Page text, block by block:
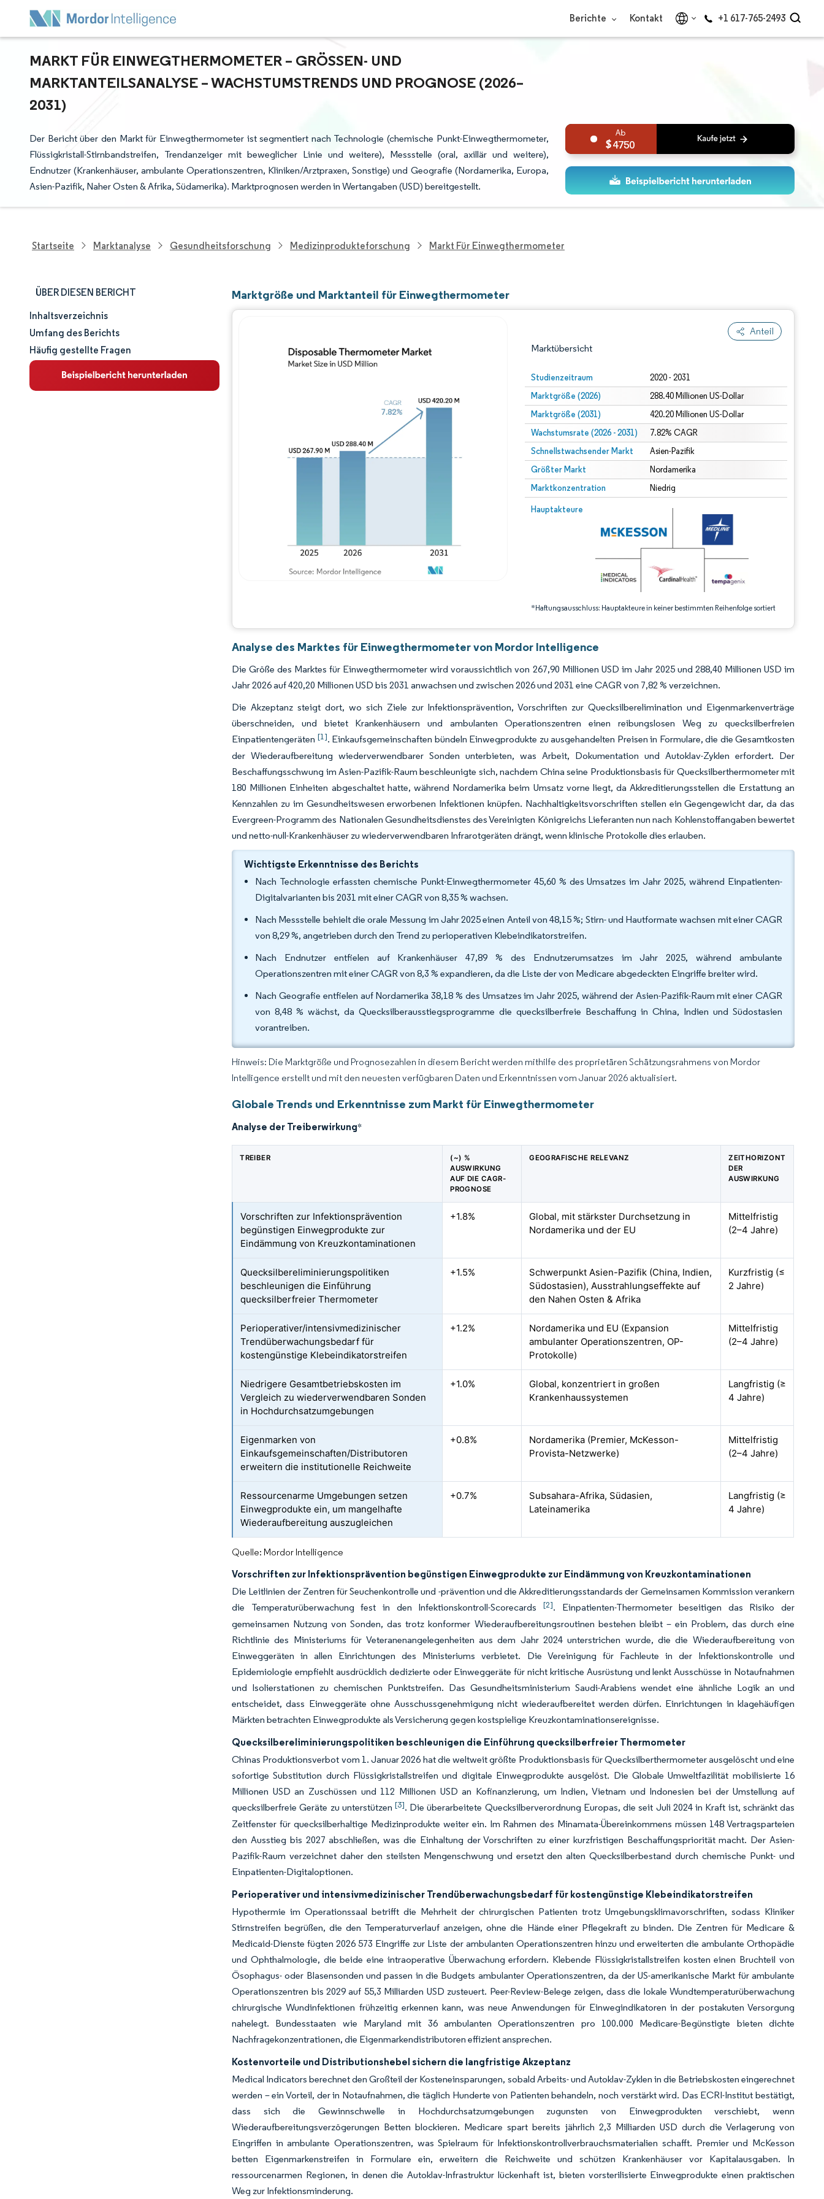
Berichte Kontakt +1 617-765-2493
MARKT FÜR EINWEGTHERMOMETER – GRÖSSEN- UND M
ARKTANTEILSANALYSE – WACHSTUMSTRENDS UND PROGNOSE (2026–2
031)
Der Bericht über den Markt für Einwegthermometer ist segmentiert nach Technologie (chemische Punkt-Einwegthermometer,
Flüssigkristall-Stirnbandstreifen, Trendanzeiger mit beweglicher Linie und weitere), Messstelle (oral, axillär und weitere),
Endnutzer (Krankenhäuser, ambulante Operationszentren, Kliniken/Arztpraxen, Sonstige) und Geografie (Nordamerika, Europa,
Asien-Pazifik, Naher Osten & Afrika, Südamerika). Marktprognosen werden in Wertangaben (USD) bereitgestellt.
4750
Startseite Marktanalyse Gesundheitsforschung Medizinprodukteforschung Markt Für Einwegthermometer
ÜBER DIESEN BERICHT
Marktgröße und -anteil
Marktanalyse
Trends und Einblicke
Inhaltsverzeichnis
Umfang des Berichts
Häufig gestellte Fragen
Marktgröße und Marktanteil für Einwegthermometer
Anteil
Marktübersicht
Studienzeitraum 2020 - 2031
Marktgröße (2026) 288.40 Millionen US-Dollar
Marktgröße (2031) 420.20 Millionen US-Dollar
Wachstumsrate (2026 - 2031) 7.82% CAGR
Schnellstwachsender Markt Asien-Pazifik
Größter Markt Nordamerika
Marktkonzentration Niedrig
Hauptakteure
*Haftungsausschluss: Hauptakteure in keiner bestimmten Reihenfolge sortiert
Bild © Mordor Intelligence. Wiederverwendung erfordert Namensnennung gemäß CC BY 4.0.
Bild © Mordor Intelligence. Wiederverwendung erfordert Namensnennung gemäß CC BY 4.0.
Analyse des Marktes für Einwegthermometer von Mordor Intelligence
Die Größe des Marktes für Einwegthermometer wird voraussichtlich von 267,90 Millionen USD im Jahr 2025 und 288,40 Millionen USD im
Jahr 2026 auf 420,20 Millionen USD bis 2031 anwachsen und zwischen 2026 und 2031 eine CAGR von 7,82 % verzeichnen.
Die Akzeptanz steigt dort, wo sich Ziele zur Infektionsprävention, Vorschriften zur Quecksilberelimination und Eigenmarkenverträge
überschneiden, und bietet Krankenhäusern und ambulanten Operationszentren einen reibungslosen Weg zu quecksilberfreien
Einpatientengeräten [1]. Einkaufsgemeinschaften bündeln Einwegprodukte zu ausgehandelten Preisen in Formulare, die die Gesamtkosten
der Wiederaufbereitung wiederverwendbarer Sonden unterbieten, was Arbeit, Dokumentation und Autoklav-Zyklen erfordert. Der
Beschaffungsschwung im Asien-Pazifik-Raum beschleunigte sich, nachdem China seine Produktionsbasis für Quecksilberthermometer mit
180 Millionen Einheiten abgeschaltet hatte, während Nordamerika beim Umsatz vorne liegt, da Akkreditierungsstellen die Erstattung an
Kennzahlen zu im Gesundheitswesen erworbenen Infektionen knüpfen. Nachhaltigkeitsvorschriften stellen ein Gegengewicht dar, da das
Evergreen-Programm des Nationalen Gesundheitsdienstes des Vereinigten Königreichs Lieferanten nun nach Kohlenstoffangaben bewertet
und netto-null-Krankenhäuser zu wiederverwendbaren Infrarotgeräten drängt, wenn klinische Protokolle dies erlauben.
Wichtigste Erkenntnisse des Berichts
Nach Technologie erfassten chemische Punkt-Einwegthermometer 45,60 % des Umsatzes im Jahr 2025, während Einpatienten-
Digitalvarianten bis 2031 mit einer CAGR von 8,35 % wachsen.
Nach Messstelle behielt die orale Messung im Jahr 2025 einen Anteil von 48,15 %; Stirn- und Hautformate wachsen mit einer CAGR
von 8,29 %, angetrieben durch den Trend zu perioperativen Klebeindikatorstreifen.
Nach Endnutzer entfielen auf Krankenhäuser 47,89 % des Endnutzerumsatzes im Jahr 2025, während ambulante
Operationszentren mit einer CAGR von 8,3 % expandieren, da die Liste der von Medicare abgedeckten Eingriffe breiter wird.
Nach Geografie entfielen auf Nordamerika 38,18 % des Umsatzes im Jahr 2025, während der Asien-Pazifik-Raum mit einer CAGR
von 8,48 % wächst, da Quecksilberausstiegsprogramme die quecksilberfreie Beschaffung in China, Indien und Südostasien
vorantreiben.
Hinweis: Die Marktgröße und Prognosezahlen in diesem Bericht werden mithilfe des proprietären Schätzungsrahmens von Mordor
Intelligence erstellt und mit den neuesten verfügbaren Daten und Erkenntnissen vom Januar 2026 aktualisiert.
Globale Trends und Erkenntnisse zum Markt für Einwegthermometer
Analyse der Treiberwirkung*
TREIBER
(~) %
AUSWIRKUNG
AUF DIE CAGR-
PROGNOSE
GEOGRAFISCHE RELEVANZ
ZEITHORIZONT
DER
AUSWIRKUNG
Vorschriften zur Infektionsprävention
begünstigen Einwegprodukte zur
Eindämmung von Kreuzkontaminationen
+1.8%
Global, mit stärkster Durchsetzung in
Nordamerika und der EU
Mittelfristig
(2–4 Jahre)
Quecksilbereliminierungspolitiken
beschleunigen die Einführung
quecksilberfreier Thermometer
+1.5%
Schwerpunkt Asien-Pazifik (China, Indien,
Südostasien), Ausstrahlungseffekte auf
den Nahen Osten & Afrika
Kurzfristig (≤
2 Jahre)
Perioperativer/intensivmedizinischer
Trendüberwachungsbedarf für
kostengünstige Klebeindikatorstreifen
+1.2%
Nordamerika und EU (Expansion
ambulanter Operationszentren, OP-
Protokolle)
Mittelfristig
(2–4 Jahre)
Niedrigere Gesamtbetriebskosten im
Vergleich zu wiederverwendbaren Sonden
in Hochdurchsatzumgebungen
+1.0%
Global, konzentriert in großen
Krankenhaussystemen
Langfristig (≥
4 Jahre)
Eigenmarken von
Einkaufsgemeinschaften/Distributoren
erweitern die institutionelle Reichweite
+0.8%
Nordamerika (Premier, McKesson-
Provista-Netzwerke)
Mittelfristig
(2–4 Jahre)
Ressourcenarme Umgebungen setzen
Einwegprodukte ein, um mangelhafte
Wiederaufbereitung auszugleichen
+0.7%
Subsahara-Afrika, Südasien,
Lateinamerika
Langfristig (≥
4 Jahre)
Quelle: Mordor Intelligence
Vorschriften zur Infektionsprävention begünstigen Einwegprodukte zur Eindämmung von Kreuzkontaminationen
Die Leitlinien der Zentren für Seuchenkontrolle und -prävention und die Akkreditierungsstandards der Gemeinsamen Kommission verankern
die Temperaturüberwachung fest in den Infektionskontroll-Scorecards [2]. Einpatienten-Thermometer beseitigen das Risiko der
gemeinsamen Nutzung von Sonden, das trotz konformer Wiederaufbereitungsroutinen bestehen bleibt – ein Problem, das durch eine
Richtlinie des Ministeriums für Veteranenangelegenheiten aus dem Jahr 2024 unterstrichen wurde, die die Wiederaufbereitung von
Einweggeräten in allen Einrichtungen des Ministeriums verbietet. Die Vereinigung für Fachleute in der Infektionskontrolle und
Epidemiologie empfiehlt ausdrücklich dedizierte oder Einweggeräte für nicht kritische Ausrüstung und lenkt Ausschüsse in Notaufnahmen
und Isolierstationen zu chemischen Punktstreifen. Das Gesundheitsministerium Saudi-Arabiens wendet eine ähnliche Logik an und
entscheidet, dass Einweggeräte ohne Ausschussgenehmigung nicht wiederaufbereitet werden dürfen. Einrichtungen in klagehäufigen
Märkten betrachten Einwegprodukte als Versicherung gegen kostspielige Kreuzkontaminationsereignisse.
Quecksilbereliminierungspolitiken beschleunigen die Einführung quecksilberfreier Thermometer
Chinas Produktionsverbot vom 1. Januar 2026 hat die weltweit größte Produktionsbasis für Quecksilberthermometer ausgelöscht und eine
sofortige Substitution durch Flüssigkristallstreifen und digitale Einwegprodukte ausgelöst. Die Globale Umweltfazilität mobilisierte 16
Millionen USD an Zuschüssen und 112 Millionen USD an Kofinanzierung, um Indien, Vietnam und Indonesien bei der Umstellung auf
quecksilberfreie Geräte zu unterstützen[3]. Die überarbeitete Quecksilberverordnung Europas, die seit Juli 2024 in Kraft ist, schränkt das
Zeitfenster für quecksilberhaltige Medizinprodukte weiter ein. Im Rahmen des Minamata-Übereinkommens müssen 148 Vertragsparteien
den Ausstieg bis 2027 abschließen, was die Einhaltung der Vorschriften zu einer kurzfristigen Beschaffungspriorität macht. Der Asien-
Pazifik-Raum verzeichnet daher den steilsten Mengenschwung und ersetzt den alten Quecksilberbestand durch chemische Punkt- und
Einpatienten-Digitaloptionen.
Perioperativer und intensivmedizinischer Trendüberwachungsbedarf für kostengünstige Klebeindikatorstreifen
Hypothermie im Operationssaal betrifft die Mehrheit der chirurgischen Patienten trotz Umgebungsklimavorschriften, sodass Kliniker
Stirnstreifen begrüßen, die den Temperaturverlauf anzeigen, ohne die Hände einer Pflegekraft zu binden. Die Zentren für Medicare &
Medicaid-Dienste fügten 2026 573 Eingriffe zur Liste der ambulanten Operationszentren hinzu und erweiterten die ambulante Orthopädie
und Ophthalmologie, die beide eine intraoperative Überwachung erfordern. Klebende Flüssigkristallstreifen kosten einen Bruchteil von
Ösophagus- oder Blasensonden und passen in die Budgets ambulanter Operationszentren, da der US-amerikanische Markt für ambulante
Operationszentren bis 2029 auf 55,3 Milliarden USD zusteuert. Peer-Review-Belege zeigen, dass die lokale Wundtemperaturüberwachung
chirurgische Wundinfektionen frühzeitig erkennen kann, was neue Anwendungen für Einwegindikatoren in der postakuten Versorgung
nahelegt. Bundesstaaten wie Maryland mit 36 ambulanten Operationszentren pro 100.000 Medicare-Begünstigte bieten dichte
Nachfragekonzentrationen, die Eigenmarkendistributoren effizient ansprechen.
Kostenvorteile und Distributionshebel sichern die langfristige Akzeptanz
Medical Indicators berechnet den Großteil der Kosteneinsparungen, sobald Arbeits- und Autoklav-Zyklen in die Betriebskosten eingerechnet
werden – ein Vorteil, der in Notaufnahmen, die täglich Hunderte von Patienten behandeln, noch verstärkt wird. Das ECRI-Institut bestätigt,
dass sich die Gewinnschwelle in Hochdurchsatzumgebungen zugunsten von Einwegprodukten verschiebt, wenn
Wiederaufbereitungsverzögerungen Betten blockieren. Medicare spart bereits jährlich 2,3 Milliarden USD durch die Verlagerung von
Eingriffen in ambulante Operationszentren, was Spielraum für Infektionskontrollverbrauchsmaterialien schafft. Premier und McKesson
betten Eigenmarkenstreifen in Formulare ein, erweitern die Reichweite und schützen Krankenhäuser vor Kapitalausgaben. In
ressourcenarmen Regionen, in denen die Autoklav-Infrastruktur lückenhaft ist, bieten vorsterilisierte Einwegprodukte einen praktischen
Weg zur Infektionsminderung.